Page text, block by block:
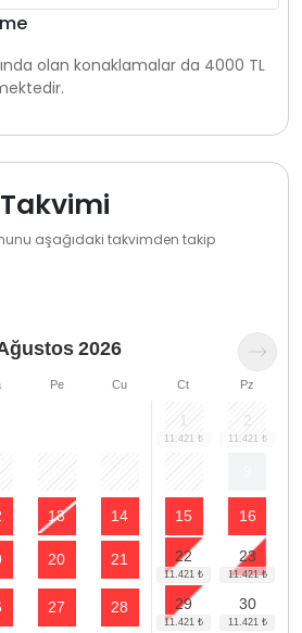
olan konaklamalar da 4000 TL
aşağıdaki takvimden takip
2026
Pe Cu Ct Pz
1 2
13 14 15 16
20 21 22 23
27 28 29 30